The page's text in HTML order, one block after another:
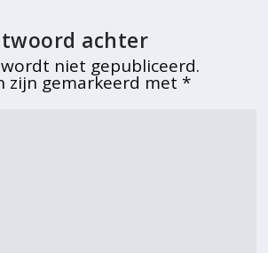
achter
wordt niet gepubliceerd.
zijn gemarkeerd met *